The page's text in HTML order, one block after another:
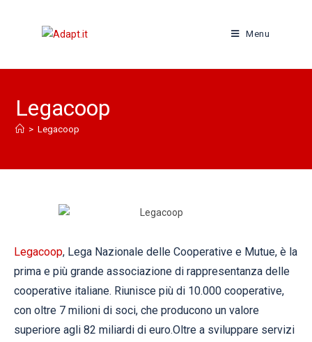
Menu
Legacoop
> Legacoop
Legacoop, Lega Nazionale delle Cooperative e Mutue, è la
prima e più grande associazione di rappresentanza delle
cooperative italiane. Riunisce più di 10.000 cooperative,
con oltre 7 milioni di soci, che producono un valore
superiore agli 82 miliardi di euro.Oltre a sviluppare servizi